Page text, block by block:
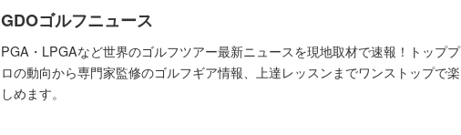
GDOゴルフニュース
PGA・LPGAなど世界のゴルフツアー最新ニュースを現地取材で速報！トッププ
ロの動向から専門家監修のゴルフギア情報、上達レッスンまでワンストップで楽
しめます。